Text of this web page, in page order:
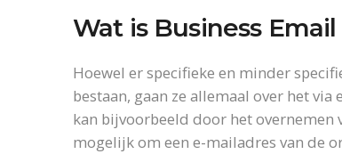
Wat is Business
Hoewel er specifieke en minder
bestaan, gaan ze allemaal over het
kan bijvoorbeeld door het overnemen
mogelijk om een e-mailadres van de